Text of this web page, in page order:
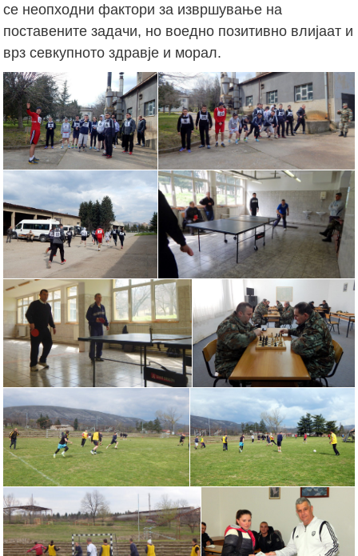
се неопходни фактори за извршување на
поставените задачи, но воедно позитивно влијаат и
врз севкупното здравје и морал.